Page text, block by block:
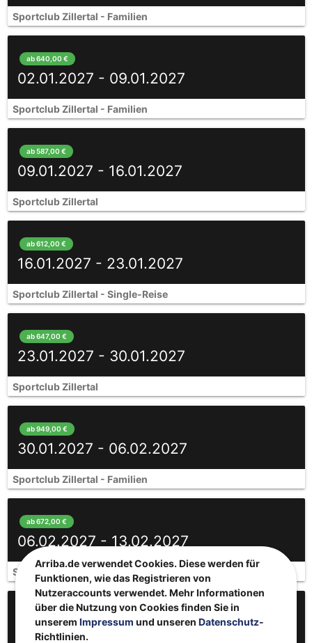
Sportclub Zillertal - Familien
ab 640,00 €
02.01.2027 - 09.01.2027
Sportclub Zillertal - Familien
ab 587,00 €
09.01.2027 - 16.01.2027
Sportclub Zillertal
ab 612,00 €
16.01.2027 - 23.01.2027
Sportclub Zillertal - Single-Reise
ab 647,00 €
23.01.2027 - 30.01.2027
Sportclub Zillertal
ab 949,00 €
30.01.2027 - 06.02.2027
Sportclub Zillertal - Familien
ab 672,00 €
06.02.2027 - 13.02.2027
Sportclub Zillertal
ab 672,00 €
13.02.2027 - 20.02.2027
Arriba.de verwendet Cookies. Diese werden für
Funktionen, wie das Registrieren von
Nutzeraccounts verwendet. Mehr Informationen
über die Nutzung von Cookies finden Sie in
unseremImpressum und unserenDatenschutz-
Richtlinien.